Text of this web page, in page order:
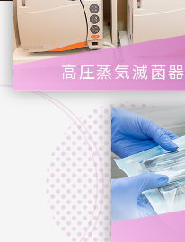
高圧蒸気滅菌器